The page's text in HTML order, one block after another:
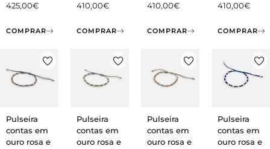
425,00€
COMPRAR
410,00€
COMPRAR
410,00€
COMPRAR
410,00€
COMPRAR
Pulseira
contas em
ouro rosa e
Pulseira
contas em
ouro rosa e
Pulseira
contas em
ouro rosa e
Pulseira
contas em
ouro rosa e